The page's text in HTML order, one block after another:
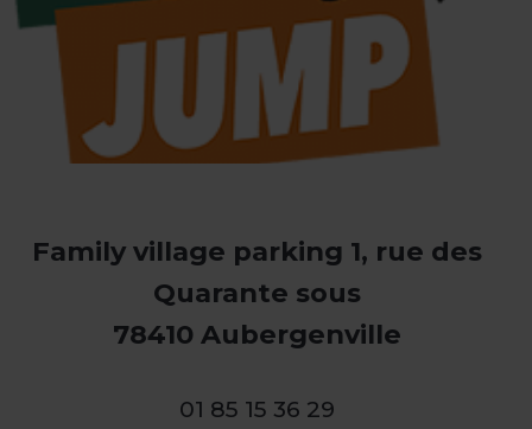
Family village parking 1, rue des
Quarante sous
78410 Aubergenville
01 85 15 36 29